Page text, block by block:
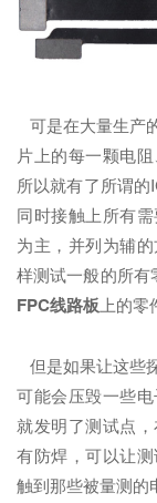
可是在大量生产
片上的每一颗电
所以就有了所谓
同时接触上所有
为主，并列为辅
样测试一般的所有
FPC线路板 上的
但是如果让这些
可能会压毁一些
就发明了测试点
有防焊，可以让
触到那些被量测的